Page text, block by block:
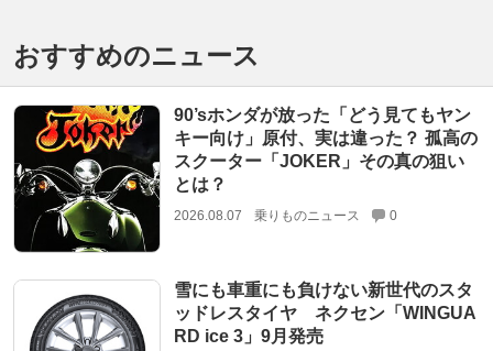
おすすめのニュース
90’sホンダが放った「どう見てもヤン
キー向け」原付、実は違った？ 孤高の
スクーター「JOKER」その真の狙い
とは？
2026.08.07 乗りものニュース 0
雪にも車重にも負けない新世代のスタ
ッドレスタイヤ ネクセン「WINGUA
RD ice 3」9月発売